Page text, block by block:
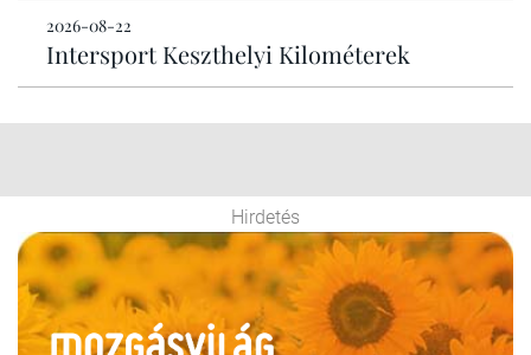
2026-08-22
Intersport Keszthelyi Kilométerek
Hirdetés